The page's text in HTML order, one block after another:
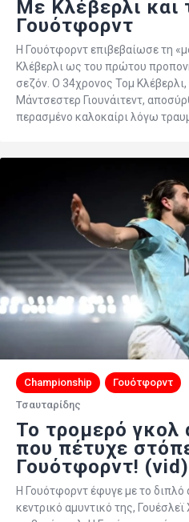
Με Κλέβερλι και
Γουότφορντ
Η Γουότφορντ επιβεβαίωσε τη
Κλέβερλι ως του πρώτου
σεζόν. Ο 34χρονος Τομ
Μάντσεστερ Γιουνάιτεντ,
περασμένο καλοκαίρι λόγω
Championship Γουότφορντ
Τσαυταρίδης
Το τρομερό γκολ
που πέτυχε
Γουότφορντ! (vid)
Η Γουότφορντ έφυγε με το
κεντρικό αμυντικό της, Γουέσλεϊ